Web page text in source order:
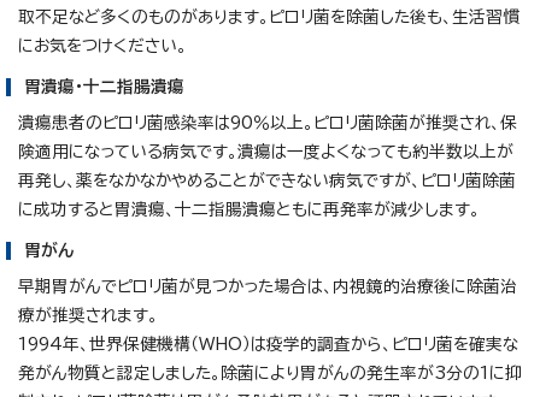
取不足など多くのものがあります。ピロリ菌を除菌した後も、生活習慣
にお気をつけください。
胃潰瘍・十二指腸潰瘍
潰瘍患者のピロリ菌感染率は90％以上。ピロリ菌除菌が推奨され、保
険適用になっている病気です。潰瘍は一度よくなっても約半数以上が
再発し、薬をなかなかやめることができない病気ですが、ピロリ菌除菌
に成功すると胃潰瘍、十二指腸潰瘍ともに再発率が減少します。
胃がん
早期胃がんでピロリ菌が見つかった場合は、内視鏡的治療後に除菌治
療が推奨されます。
1994年、世界保健機構（WHO）は疫学的調査から、ピロリ菌を確実な
発がん物質と認定しました。除菌により胃がんの発生率が3分の1に抑